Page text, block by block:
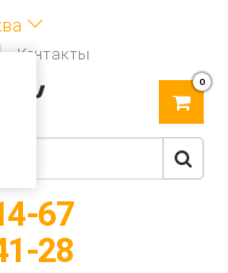
Контакты
0
67
28